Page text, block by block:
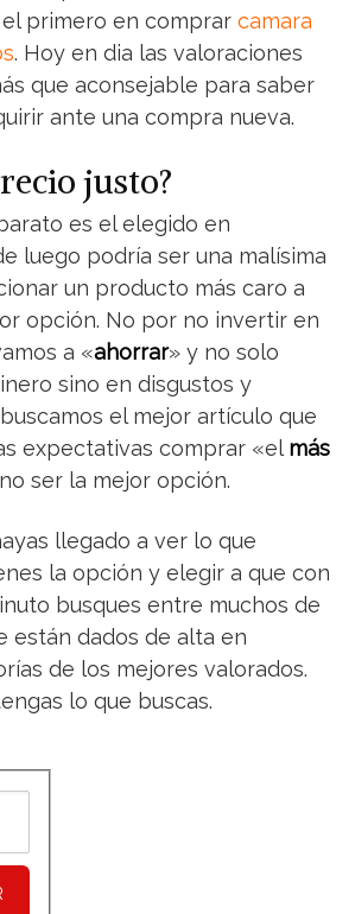
primero en comprar camara
. Hoy en dia las valoraciones
que aconsejable para saber
ante una compra nueva.
justo?
es el elegido en
luego podría ser una malísima
un producto más caro a
opción. No por no invertir en
a «ahorrar» y no solo
sino en disgustos y
el mejor artículo que
expectativas comprar «el más
ser la mejor opción.
llegado a ver lo que
la opción y elegir a que con
busques entre muchos de
están dados de alta en
de los mejores valorados.
lo que buscas.